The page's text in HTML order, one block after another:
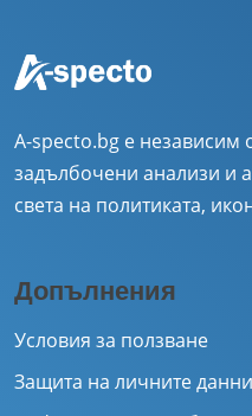
A-specto.bg е независим
задълбочени анализи и
света на политиката,
Допълнения
Условия за ползване
Защита на личните данни